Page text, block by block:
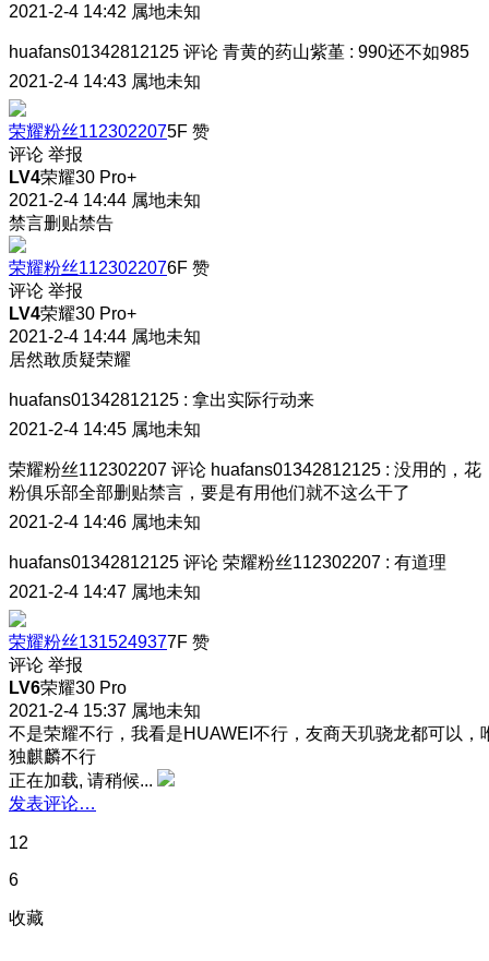
2021-2-4 14:42 属地未知
huafans01342812125 评论 青黄的药山紫堇 : 990还不如985
2021-2-4 14:43 属地未知
荣耀粉丝1123022075F 赞
评论 举报
LV4荣耀30 Pro+
2021-2-4 14:44 属地未知
禁言删贴禁告
荣耀粉丝1123022076F 赞
评论 举报
LV4荣耀30 Pro+
2021-2-4 14:44 属地未知
居然敢质疑荣耀
huafans01342812125 : 拿出实际行动来
2021-2-4 14:45 属地未知
荣耀粉丝112302207 评论 huafans01342812125 : 没用的，花
粉俱乐部全部删贴禁言，要是有用他们就不这么干了
2021-2-4 14:46 属地未知
huafans01342812125 评论 荣耀粉丝112302207 : 有道理
2021-2-4 14:47 属地未知
荣耀粉丝1315249377F 赞
评论 举报
LV6荣耀30 Pro
2021-2-4 15:37 属地未知
不是荣耀不行，我看是HUAWEI不行，友商天玑骁龙都可以，
独麒麟不行
正在加载, 请稍候...
发表评论…
12
6
收藏